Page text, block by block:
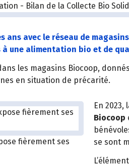
avec le réseau de
une alimentation bio et de
les magasins Biocoop,
en situation de précarité.
fièrement ses
En
Biocoop
se sont